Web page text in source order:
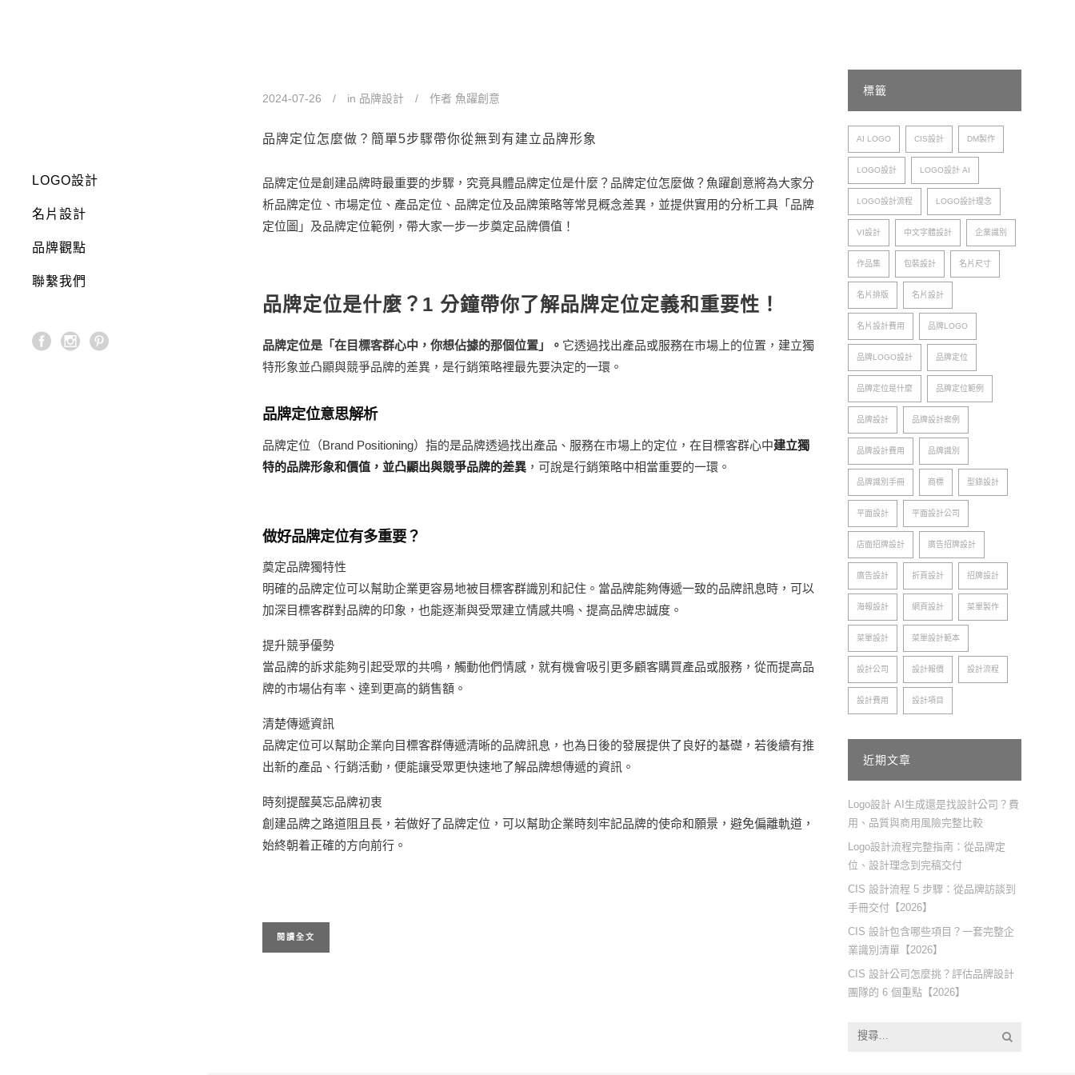
LOGO設計
名片設計
品牌觀點
聯繫我們
2024-07-26 in 品牌設計 作者 魚躍創意
品牌定位怎麼做？簡單5步驟帶你從無到有建立品牌形象
品牌定位是創建品牌時最重要的步驟，究竟具體品牌定位是什麼？品牌定位怎麼做？魚躍創意將為大家分
析品牌定位、市場定位、產品定位、品牌定位及品牌策略等常見概念差異，並提供實用的分析工具「品牌
定位圖」及品牌定位範例，帶大家一步一步奠定品牌價值！
品牌定位是什麼？1 分鐘帶你了解品牌定位定義和重要性！
品牌定位是「在目標客群心中，你想佔據的那個位置」。 它透過找出產品或服務在市場上的位置，建立獨
特形象並凸顯與競爭品牌的差異，是行銷策略裡最先要決定的一環。
品牌定位意思解析
品牌定位（Brand Positioning）指的是品牌透過找出產品、服務在市場上的定位，在目標客群心中建立獨
特的品牌形象和價值，並凸顯出與競爭品牌的差異 ，可說是行銷策略中相當重要的一環。
做好品牌定位有多重要？
奠定品牌獨特性
明確的品牌定位可以幫助企業更容易地被目標客群識別和記住。當品牌能夠傳遞一致的品牌訊息時，可以
加深目標客群對品牌的印象，也能逐漸與受眾建立情感共鳴、提高品牌忠誠度。
提升競爭優勢
當品牌的訴求能夠引起受眾的共鳴，觸動他們情感，就有機會吸引更多顧客購買產品或服務，從而提高品
牌的市場佔有率、達到更高的銷售額。
清楚傳遞資訊
品牌定位可以幫助企業向目標客群傳遞清晰的品牌訊息，也為日後的發展提供了良好的基礎，若後續有推
出新的產品、行銷活動，便能讓受眾更快速地了解品牌想傳遞的資訊。
時刻提醒莫忘品牌初衷
創建品牌之路道阻且長，若做好了品牌定位，可以幫助企業時刻牢記品牌的使命和願景，避免偏離軌道，
始終朝着正確的方向前行。
閱讀全文
標籤
AI LOGO CIS設計 DM製作
LOGO設計 LOGO設計 AI
LOGO設計流程 LOGO設計理念
VI設計 中文字體設計 企業識別
作品集 包裝設計 名片尺寸
名片排版 名片設計
名片設計費用 品牌LOGO
品牌LOGO設計 品牌定位
品牌定位是什麼 品牌定位範例
品牌設計 品牌設計案例
品牌設計費用 品牌識別
品牌識別手冊 商標 型錄設計
平面設計 平面設計公司
店面招牌設計 廣告招牌設計
廣告設計 折頁設計 招牌設計
海報設計 網頁設計 菜單製作
菜單設計 菜單設計範本
設計公司 設計報價 設計流程
設計費用 設計項目
近期文章
Logo設計 AI生成還是找設計公司？費
用、品質與商用風險完整比較
Logo設計流程完整指南：從品牌定
位、設計理念到完稿交付
CIS 設計流程 5 步驟：從品牌訪談到
手冊交付【2026】
CIS 設計包含哪些項目？一套完整企
業識別清單【2026】
CIS 設計公司怎麼挑？評估品牌設計
團隊的 6 個重點【2026】